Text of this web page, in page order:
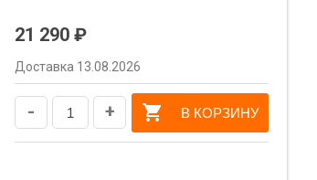
21 290 ₽
Доставка 13.08.2026
- + В КОРЗИНУ